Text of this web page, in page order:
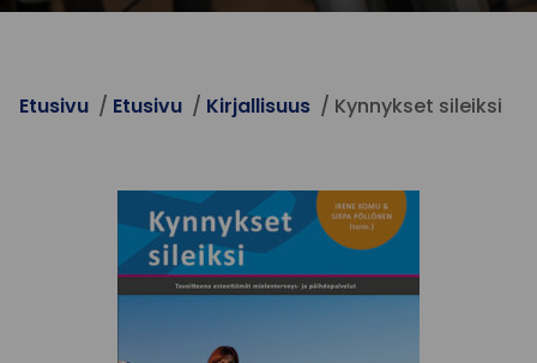
Etusivu Etusivu Kirjallisuus Kynnykset sileiksi